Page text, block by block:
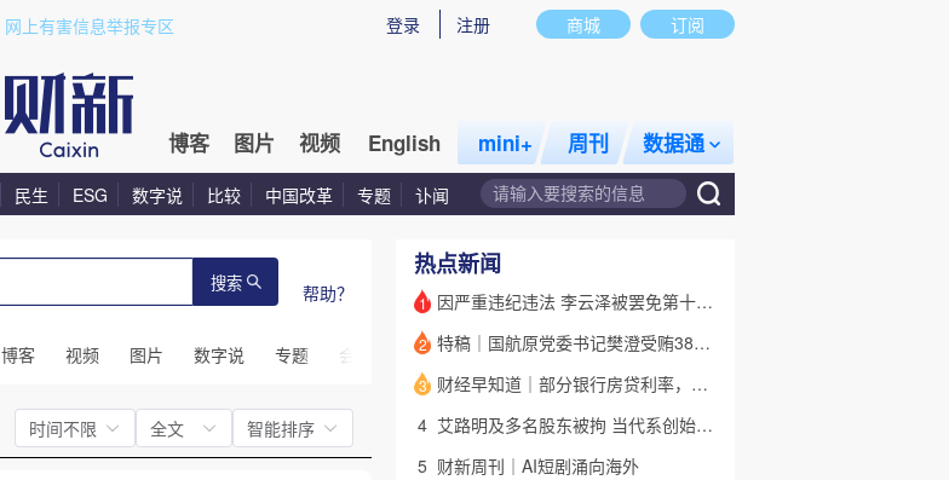
商城 订阅
登录 注册
网上有害信息举报专区
博客 图片 视频 English mini+ 周刊 数据通
民生 ESG 数字说 比较 中国改革 专题 讣闻
搜索 帮助？
博客 视频 图片 数字说 专题 会议 话题 特别呈现 私房课
时间不限 全文 智能排序
热点新闻
1 因严重违纪违法 李云泽被罢免第十四届全国人大代表职务
2 特稿｜国航原党委书记樊澄受贿3847万元二审待宣判 否认大多数指控
3
财经早知道｜部分银行房贷利率，降至“2字头
4
艾路明及多名股东被拘 当代系创始人因何此时被清算
5 财新周刊｜AI短剧涌向海外